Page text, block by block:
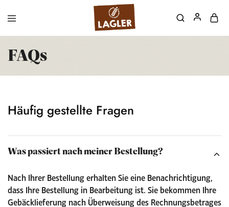
FAQs
Häufig gestellte Fragen
Was passiert nach meiner Bestellung?
Nach Ihrer Bestellung erhalten Sie eine Benachrichtigung,
dass Ihre Bestellung in Bearbeitung ist. Sie bekommen Ihre
Gebäcklieferung nach Überweisung des Rechnungsbetrages